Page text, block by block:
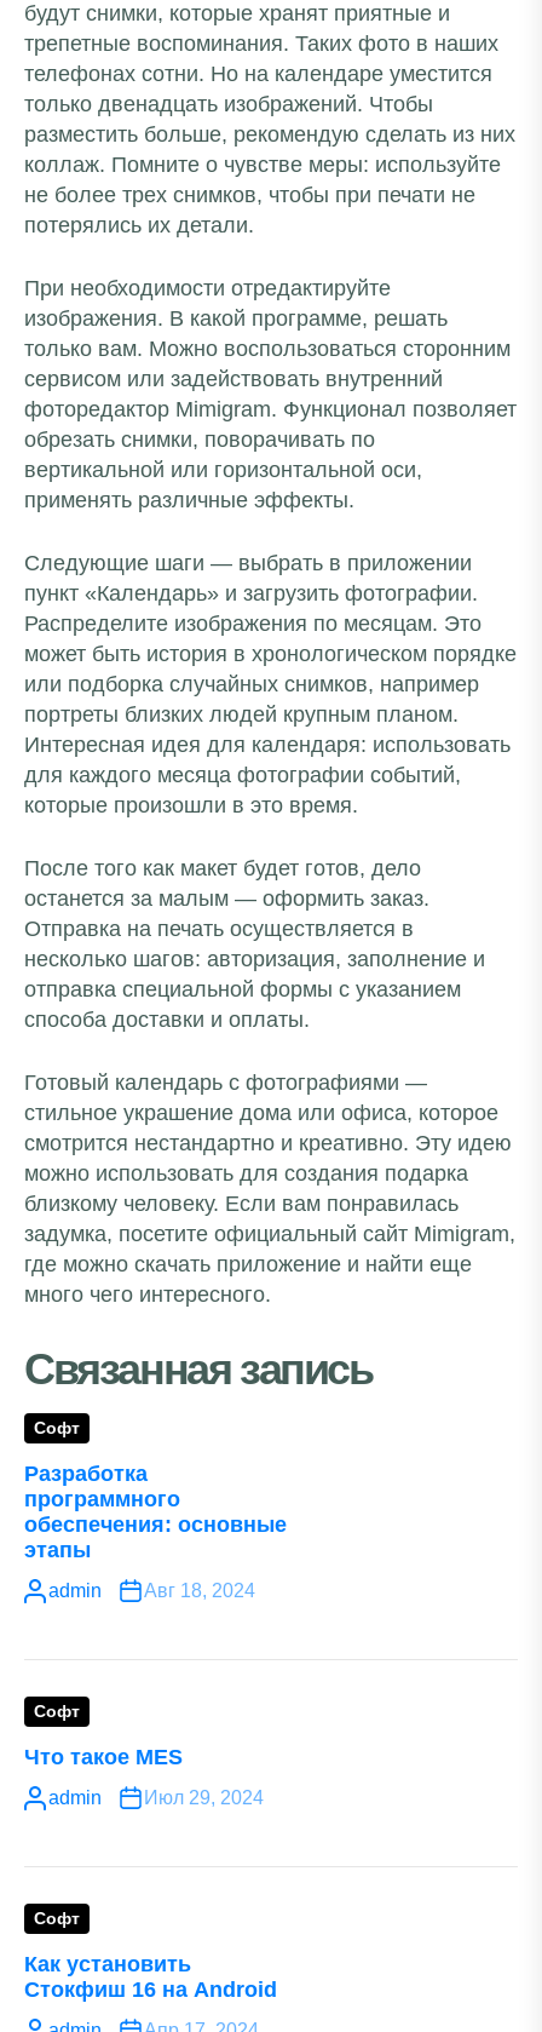
будут снимки, которые хранят приятные и
трепетные воспоминания. Таких фото в наших
телефонах сотни. Но на календаре уместится
только двенадцать изображений. Чтобы
разместить больше, рекомендую сделать из них
коллаж. Помните о чувстве меры: используйте
не более трех снимков, чтобы при печати не
потерялись их детали.
При необходимости отредактируйте
изображения. В какой программе, решать
только вам. Можно воспользоваться сторонним
сервисом или задействовать внутренний
фоторедактор Mimigram. Функционал позволяет
обрезать снимки, поворачивать по
вертикальной или горизонтальной оси,
применять различные эффекты.
Следующие шаги — выбрать в приложении
пункт «Календарь» и загрузить фотографии.
Распределите изображения по месяцам. Это
может быть история в хронологическом порядке
или подборка случайных снимков, например
портреты близких людей крупным планом.
Интересная идея для календаря: использовать
для каждого месяца фотографии событий,
которые произошли в это время.
После того как макет будет готов, дело
останется за малым — оформить заказ.
Отправка на печать осуществляется в
несколько шагов: авторизация, заполнение и
отправка специальной формы с указанием
способа доставки и оплаты.
Готовый календарь с фотографиями —
стильное украшение дома или офиса, которое
смотрится нестандартно и креативно. Эту идею
можно использовать для создания подарка
близкому человеку. Если вам понравилась
задумка, посетите официальный сайт Mimigram,
где можно скачать приложение и найти еще
много чего интересного.
Связанная запись
Софт
Разработка
программного
обеспечения: основные
этапы
admin Авг 18, 2024
Софт
Что такое MES
admin Июл 29, 2024
Софт
Как установить
Стокфиш 16 на Android